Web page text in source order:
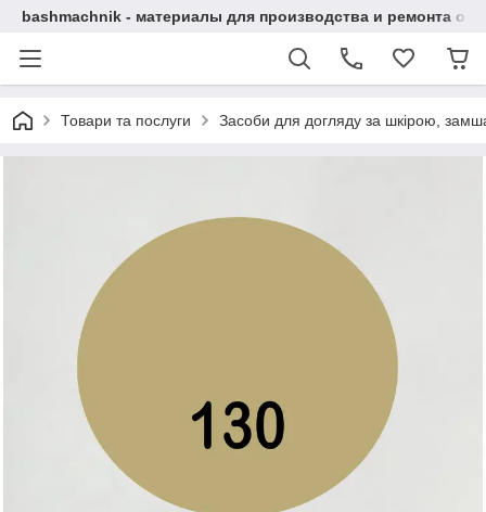
bashmachnik - материалы для производства и ремонта
Товари та послуги Засоби для догляду за шкірою,